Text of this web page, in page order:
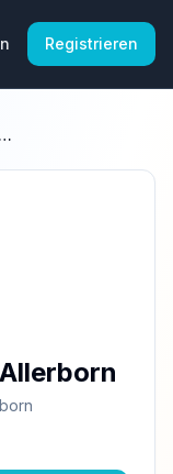
Registrieren
Kampfsportschulen Allerborn